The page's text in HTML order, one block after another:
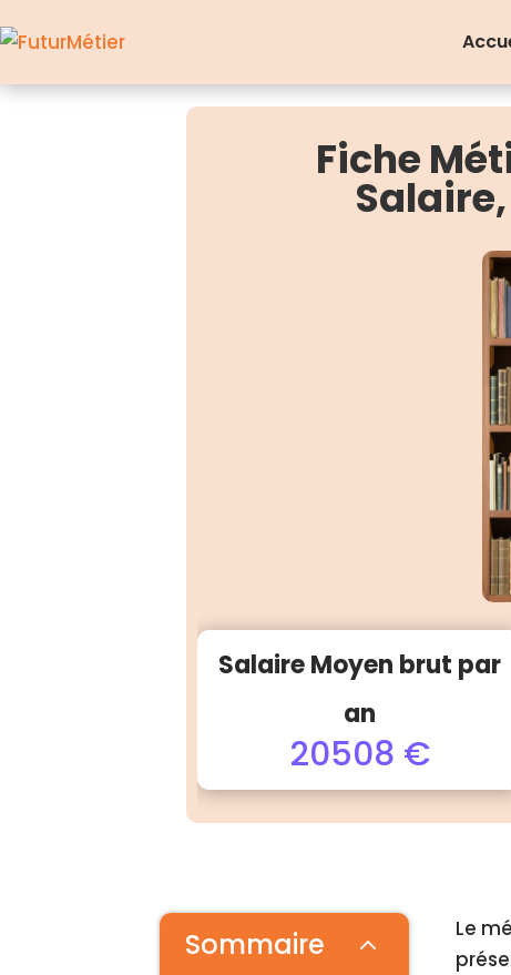
Fiche
Salaire Moyen brut par
an
20508 €
Sommaire 2
Le